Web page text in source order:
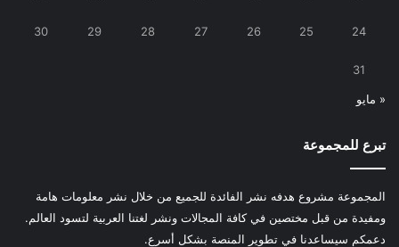
24
25
26
27
28
29
30
31
« مايو
تبرع للمجموعة
المجموعة مشروع هدفه نشر الفائدة للجميع من خلال نشر معلومات هامة
ومفيدة من قبل مختصين في كافة المجالات ونشر لغتنا العربية لتسود العالم.
دعمكم سيساعدنا في تطوير المنصة بشكل أسرع.